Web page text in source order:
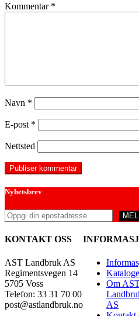
Kommentar *
Navn *
E-post *
Nettsted
Nyhetsbrev
KONTAKT OSS
AST Landbruk AS
Regimentsvegen 14
5705 Voss
Telefon: 33 31 70 00
post@astlandbruk.no
Om
AS